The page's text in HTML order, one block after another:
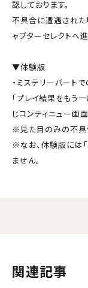
認しております。
不具合に遭遇された
ャプターセレクトへ
▼体験版
・ミステリーパート
「プレイ結果をもう
じコンティニュー画
※見た目のみの不具
※なお、体験版には
ません。
関連記事